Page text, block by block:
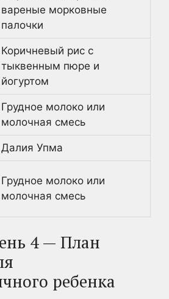
вареные морковные
палочки
Коричневый рис с
тыквенным пюре и
йогуртом
Грудное молоко или
молочная смесь
Далия Упма
Грудное молоко или
молочная смесь
4 — План
ребенка